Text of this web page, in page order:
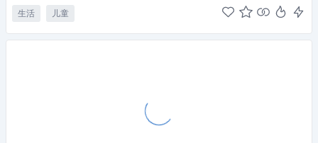
生活 儿童